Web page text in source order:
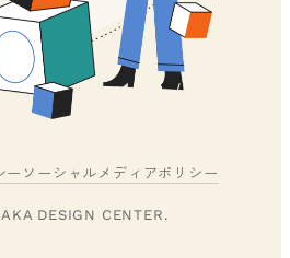
ー ソーシャルメディアポリシー
DESIGN CENTER.